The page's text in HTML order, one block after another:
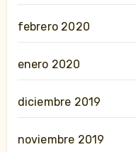
febrero 2020
enero 2020
diciembre 2019
noviembre 2019